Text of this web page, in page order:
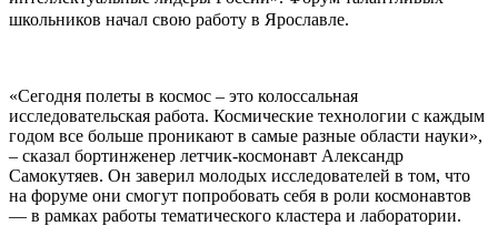
школьников начал свою работу в Ярославле.
«Сегодня полеты в космос – это колоссальная
исследовательская работа. Космические технологии с каждым
годом все больше проникают в самые разные области науки»,
– сказал бортинженер летчик-космонавт Александр
Самокутяев. Он заверил молодых исследователей в том, что
на форуме они смогут попробовать себя в роли космонавтов
— в рамках работы тематического кластера и лаборатории.